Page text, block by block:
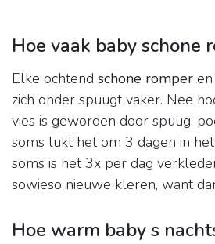
Hoe vaak baby schone
Elke ochtend schone romper
zich onder spuugt vaker. Nee
vies is geworden door spuug,
soms lukt het om 3 dagen in
soms is het 3x per dag
sowieso nieuwe kleren, want
Hoe warm baby s